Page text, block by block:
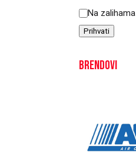
Status
Na zalihama
Prihvati
Brendovi